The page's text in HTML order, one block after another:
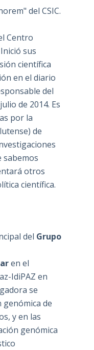
del CSIC.
Centro
sus
científica
en el diario
del
de 2014. Es
por la
de
sabemos
otros
científica.
del Grupo
en el
IdiPAZ en
se
genómica de
y en las
genómica